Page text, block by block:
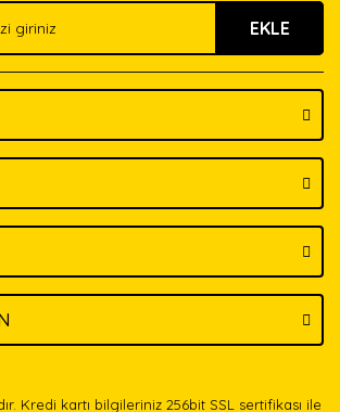
farklı alternatifler olmalı.
EKLE
Kredi kartı bilgileriniz 256bit SSL sertifikası ile